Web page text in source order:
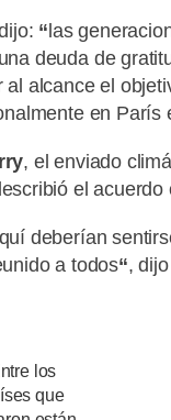
“ las
deuda de
al alcance el
en París
, el enviado
el
deberían
a todos“,
los
que